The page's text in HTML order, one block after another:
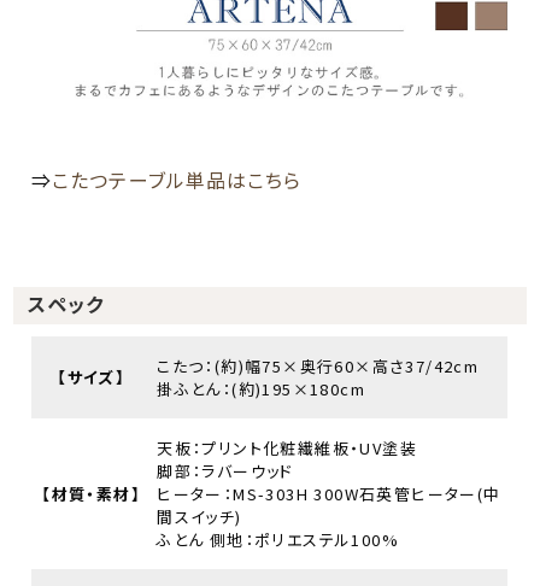
⇒こたつテーブル単品はこちら
スペック
【サイズ】
こたつ：(約)幅75×奥行60×高さ37/42cm
掛ふとん：(約)195×180cm
【材質・素材】
天板：プリント化粧繊維板・UV塗装
脚部：ラバーウッド
ヒーター：MS-303H 300W石英管ヒーター(中
間スイッチ)
ふとん 側地：ポリエステル100%